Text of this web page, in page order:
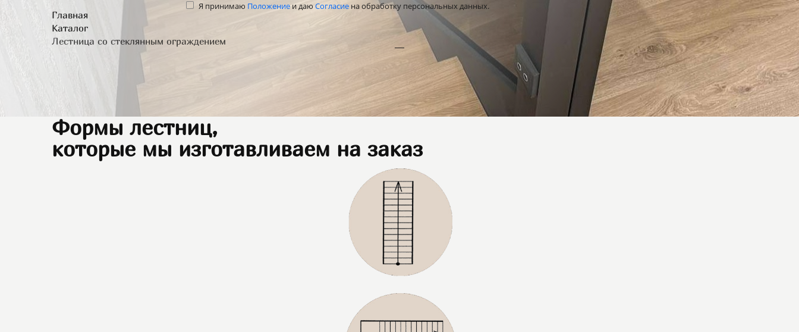
Звонки ежедневно с 07:00 до 23:00
Я принимаю Положениеи даю Согласие на обработку персональных данных.
Главная
Каталог
Лестница со стеклянным ограждением
Формы лестниц,
которые мы изготавливаем на заказ